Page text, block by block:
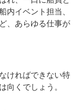
内イベント担当、
、あらゆる仕事が
ければできない特
向くでしょう。